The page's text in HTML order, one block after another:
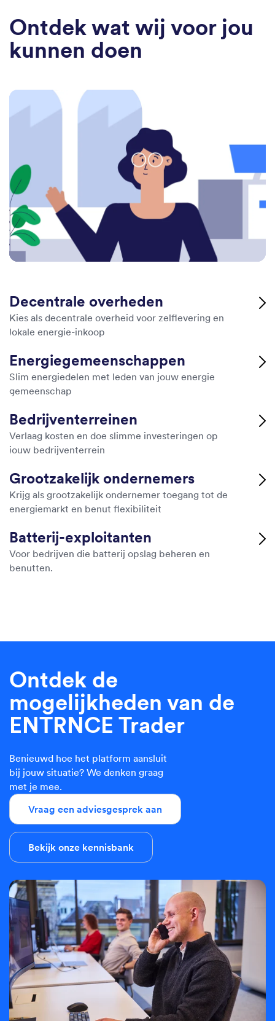
Ontdek wat wij voor jou
kunnen doen
Decentrale overheden
Kies als decentrale overheid voor zelflevering en
lokale energie-inkoop
Energiegemeenschappen
Slim energiedelen met leden van jouw energie
gemeenschap
Bedrijventerreinen
Verlaag kosten en doe slimme investeringen op
jouw bedrijventerrein
Grootzakelijk ondernemers
Krijg als grootzakelijk ondernemer toegang tot de
energiemarkt en benut flexibiliteit
Batterij-exploitanten
Voor bedrijven die batterij opslag beheren en
benutten.
Ontdek de
mogelijkheden van de
ENTRNCE Trader
Benieuwd hoe het platform aansluit
bij jouw situatie? We denken graag
met je mee.
Vraag een adviesgesprek aan
Bekijk onze kennisbank